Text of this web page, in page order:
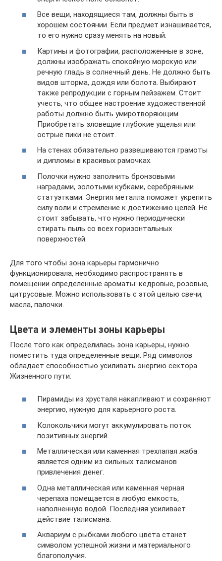
Все вещи, находящиеся там, должны быть в
хорошем состоянии. Если предмет изнашивается,
то его нужно сразу менять на новый.
Картины и фотографии, расположенные в зоне,
должны изображать спокойную морскую или
речную гладь в солнечный день. Не должно быть
видов шторма, дождя или болота. Выбирают
также репродукции с горным пейзажем. Стоит
учесть, что общее настроение художественной
работы должно быть умиротворяющим.
Приобретать зловещие глубокие ущелья или
острые пики не стоит.
На стенах обязательно развешиваются грамоты
и дипломы в красивых рамочках.
Полочки нужно заполнить бронзовыми
наградами, золотыми кубками, серебряными
статуэтками. Энергия металла поможет укрепить
силу воли и стремление к достижению целей. Не
стоит забывать, что нужно периодически
стирать пыль со всех горизонтальных
поверхностей.
Для того чтобы зона карьеры гармонично
функционировала, необходимо распространять в
помещении определенные ароматы: кедровые, розовые,
цитрусовые. Можно использовать с этой целью свечи,
масла, палочки.
Цвета и элементы зоны карьеры
После того как определилась зона карьеры, нужно
поместить туда определенные вещи. Ряд символов
обладает способностью усиливать энергию сектора
Жизненного пути:
Пирамиды из хрусталя накапливают и сохраняют
энергию, нужную для карьерного роста.
Колокольчики могут аккумулировать поток
позитивных энергий.
Металлическая или каменная трехлапая жаба
является одним из сильных талисманов
привлечения денег.
Одна металлическая или каменная черная
черепаха помещается в любую емкость,
наполненную водой. Последняя усиливает
действие талисмана.
Аквариум с рыбками любого цвета станет
символом успешной жизни и материального
благополучия.